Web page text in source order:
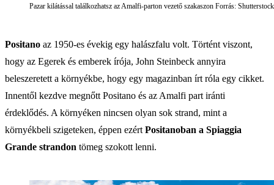
Pazar kilátással találkozhatsz az Amalfi-parton vezető szakaszon Forrás: Shutterstock
Positano az 1950-es évekig egy halászfalu volt. Történt viszont,
hogy az Egerek és emberek írója, John Steinbeck annyira
beleszeretett a környékbe, hogy egy magazinban írt róla egy cikket.
Innentől kezdve megnőtt Positano és az Amalfi part iránti
érdeklődés. A környéken nincsen olyan sok strand, mint a
környékbeli szigeteken, éppen ezért Positanoban a Spiaggia
Grande strandon tömeg szokott lenni.